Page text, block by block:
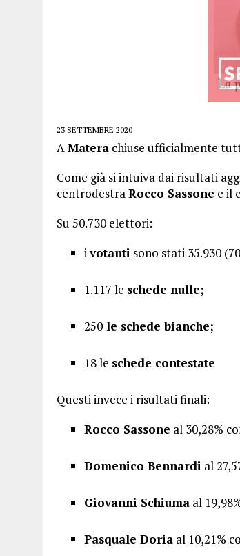
23 SETTEMBRE 2020
AMatera chiuse ufficialmente
Come già si intuiva dai risultati
centrodestraRocco Sassone e il
Su 50.730 elettori:
ivotanti sono stati 35.930
1.117 le schede nulle;
250 le schede bianche;
18 le schede contestate
Questi invece i risultati finali:
Rocco Sassone al 30,28%
Domenico Bennardi al
Giovanni Schiuma al
Pasquale Doria al 10,21%